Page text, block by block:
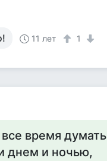
11 лет 1
время думать
днем и ночью,